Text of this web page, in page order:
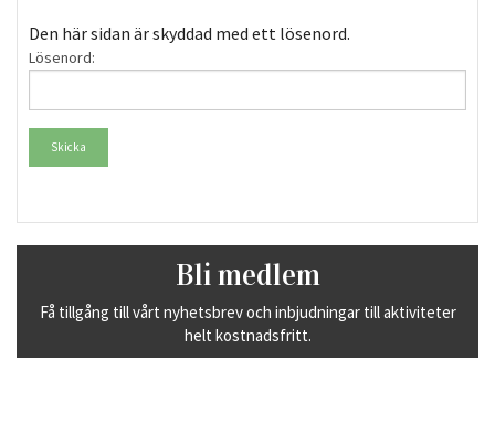
Den här sidan är skyddad med ett lösenord.
Lösenord:
Bli medlem
Få tillgång till vårt nyhetsbrev och inbjudningar till aktiviteter
helt kostnadsfritt.